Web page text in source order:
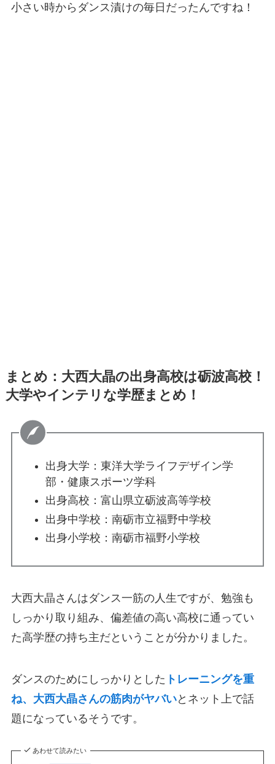
小さい時からダンス漬けの毎日だったんですね！
まとめ：大西大晶の出身高校は砺波高校！
大学やインテリな学歴まとめ！
出身大学：東洋大学ライフデザイン学
部・健康スポーツ学科
出身高校：富山県立砺波高等学校
出身中学校：南砺市立福野中学校
出身小学校：南砺市福野小学校
大西大晶さんはダンス一筋の人生ですが、勉強も
しっかり取り組み、偏差値の高い高校に通ってい
た高学歴の持ち主だということが分かりました。
ダンスのためにしっかりとした トレーニングを重
ね、大西大晶さんの筋肉がヤバいとネット上で話
題になっているそうです。
あわせて読みたい